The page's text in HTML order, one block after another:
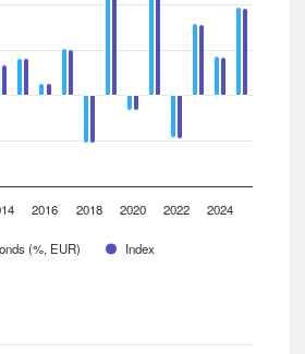
(%, EUR) Index
2016 2018 2020 2022 2024